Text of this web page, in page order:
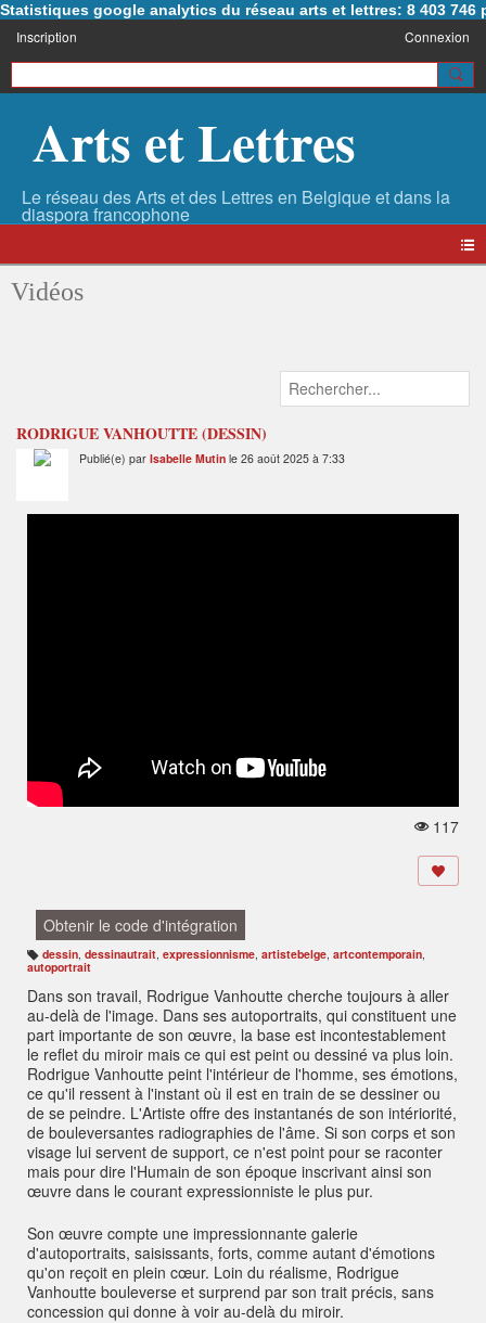
Statistiques google analytics du réseau arts et lettres: 8 403 746
Inscription Connexion
Arts et Lettres
Vidéos
RODRIGUE VANHOUTTE (DESSIN)
Publié(e) par Isabelle Mutin le 26 août 2025 à 7:33
u
s:
117
Obtenir le code d'intégration
B
ali
s
e
s
:
dessin, dessinautrait, expressionnisme, artistebelge, artcontemporain,
autoportrait
Dans son travail, Rodrigue Vanhoutte cherche toujours à aller
au-delà de l'image. Dans ses autoportraits, qui constituent une
part importante de son œuvre, la base est incontestablement
le reflet du miroir mais ce qui est peint ou dessiné va plus loin.
Rodrigue Vanhoutte peint l'intérieur de l'homme, ses émotions,
ce qu'il ressent à l'instant où il est en train de se dessiner ou
de se peindre. L'Artiste offre des instantanés de son intériorité,
de bouleversantes radiographies de l'âme. Si son corps et son
visage lui servent de support, ce n'est point pour se raconter
mais pour dire l'Humain de son époque inscrivant ainsi son
œuvre dans le courant expressionniste le plus pur.
Son œuvre compte une impressionnante galerie
d'autoportraits, saisissants, forts, comme autant d'émotions
qu'on reçoit en plein cœur. Loin du réalisme, Rodrigue
Vanhoutte bouleverse et surprend par son trait précis, sans
concession qui donne à voir au-delà du miroir.